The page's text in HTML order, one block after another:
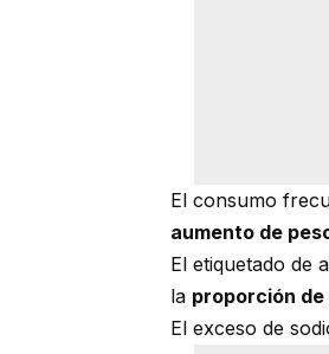
El consumo
aumento de
El etiquetado de
la proporción de
El exceso de